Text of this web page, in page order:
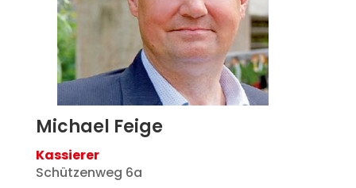
Michael Feige
Kassierer
Schützenweg 6a